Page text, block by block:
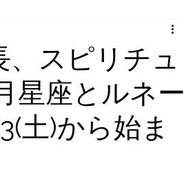
スピリチュ
星座とルネー
土)から始ま